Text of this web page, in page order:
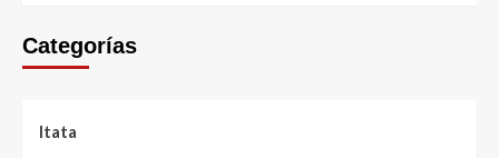
Categorías
Itata